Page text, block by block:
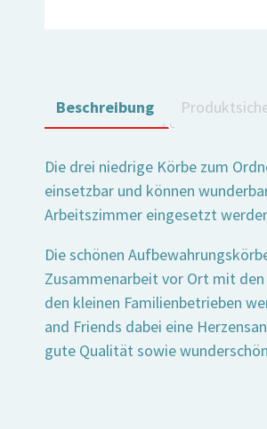
Beschreibung
Die drei niedrige Körbe zum
einsetzbar und können
Arbeitszimmer eingesetzt
Die schönen
Zusammenarbeit vor Ort mit
den kleinen Familienbetrieben
and Friends dabei eine
gute Qualität sowie